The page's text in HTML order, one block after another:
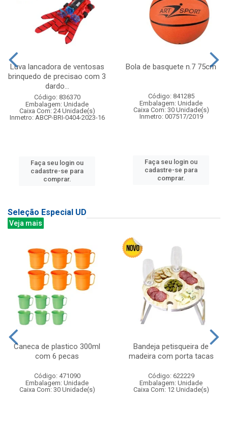
Luva lancadora de ventosas
brinquedo de precisao com 3
dardo...
Código: 836370
Embalagem: Unidade
Caixa Com: 24 Unidade(s)
Inmetro: ABCP-BRI-0404-2023-16
Faça seu login ou
cadastre-se para
comprar.
Bola de basquete n.7 75cm
Código: 841285
Embalagem: Unidade
Caixa Com: 30 Unidade(s)
Inmetro: 007517/2019
Faça seu login ou
cadastre-se para
comprar.
Seleção Especial UD
Veja mais
Caneca de plastico 300ml
com 6 pecas
Código: 471090
Embalagem: Unidade
Caixa Com: 30 Unidade(s)
Bandeja petisqueira de
madeira com porta tacas
Código: 622229
Embalagem: Unidade
Caixa Com: 12 Unidade(s)